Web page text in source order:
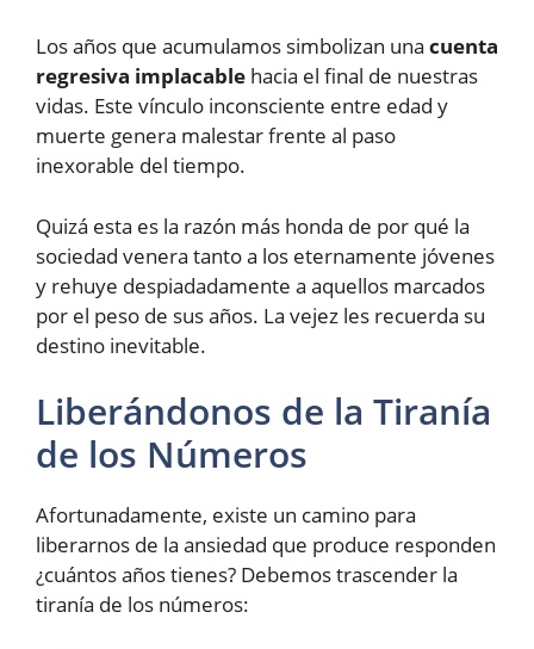
Los años que acumulamos simbolizan una cuenta
regresiva implacable hacia el final de nuestras
vidas. Este vínculo inconsciente entre edad y
muerte genera malestar frente al paso
inexorable del tiempo.
Quizá esta es la razón más honda de por qué la
sociedad venera tanto a los eternamente jóvenes
y rehuye despiadadamente a aquellos marcados
por el peso de sus años. La vejez les recuerda su
destino inevitable.
Liberándonos de la Tiranía
de los Números
Afortunadamente, existe un camino para
liberarnos de la ansiedad que produce responden
¿cuántos años tienes? Debemos trascender la
tiranía de los números: